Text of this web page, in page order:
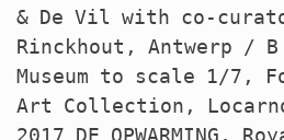
& De Vil with co-
Rinckhout, Antwerp / B
Museum to scale 1/7,
Art Collection,
2017 DE OPWARMING ,